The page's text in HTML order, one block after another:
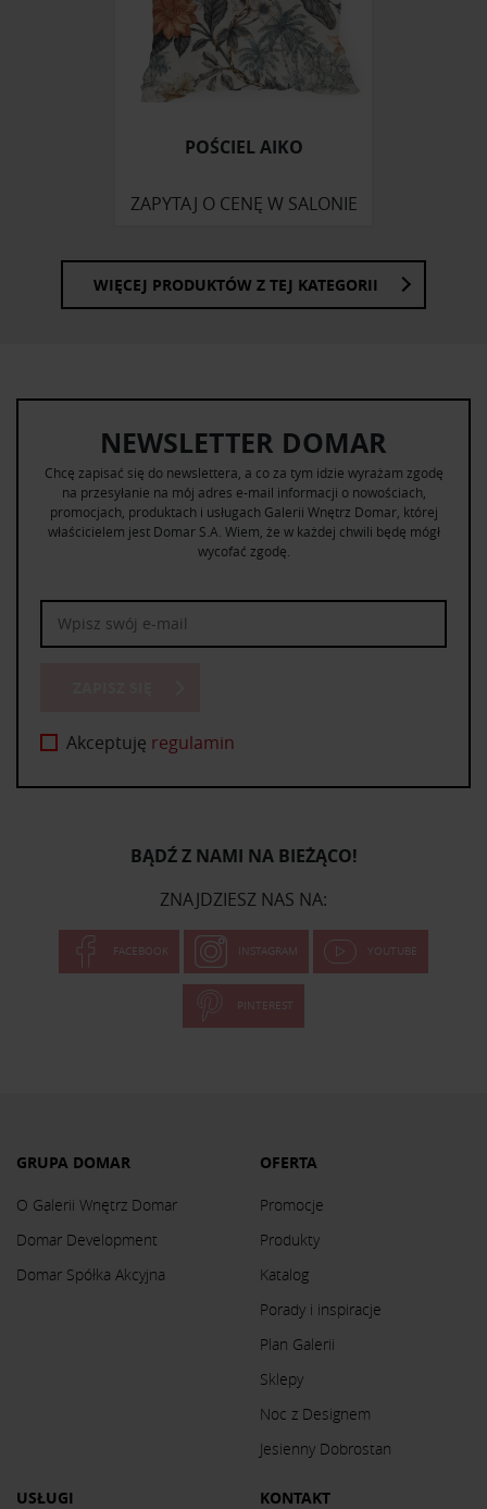
społecznościowym, reklamowym i analitycznym.
Partnerzy mogą połączyć te informacje z innymi danymi
otrzymanymi od Ciebie lub uzyskanymi podczas
korzystania z ich usług.
POŚCIEL AIKO
ZAPYTAJ O CENĘ W SALONIE
WIĘCEJ PRODUKTÓW Z TEJ KATEGORII
NEWSLETTER DOMAR
Chcę zapisać się do newslettera, a co za tym idzie wyrażam zgodę
na przesyłanie na mój adres e-mail informacji o nowościach,
promocjach, produktach i usługach Galerii Wnętrz Domar, której
właścicielem jest Domar S.A. Wiem, że w każdej chwili będę mógł
wycofać zgodę.
Akceptuję regulamin
BĄDŹ Z NAMI NA BIEŻĄCO!
ZNAJDZIESZ NAS NA:
FACEBOOK INSTAGRAM YOUTUBE
PINTEREST
GRUPA DOMAR
O Galerii Wnętrz Domar
Domar Development
Domar Spółka Akcyjna
OFERTA
Promocje
Produkty
Katalog
Porady i inspiracje
Plan Galerii
Sklepy
Noc z Designem
Jesienny Dobrostan
USŁUGI KONTAKT